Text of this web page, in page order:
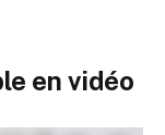
en vidéo